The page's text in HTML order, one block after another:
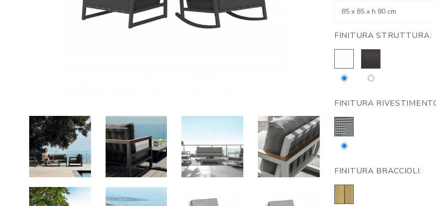
FINITURA STRUTTURA:
FINITURA
FINITURA BRACCIOLI: